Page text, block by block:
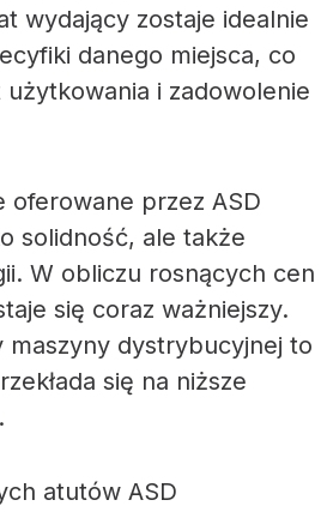
wydający zostaje idealnie
danego miejsca, co
i zadowolenie
oferowane przez ASD
solidność, ale także
W obliczu rosnących cen
się coraz ważniejszy.
dystrybucyjnej to
się na niższe
atutów ASD